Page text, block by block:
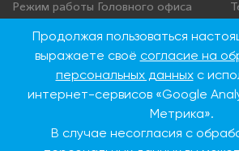
Режим работы Головного офиса
Понедельник - четверг: с 9:00 до
18:00
Суббота, воскресенье: выходные
8
Продолжая пользоваться
выражаете своё согласие на
персональных данныхс
интернет-сервисов «Google
Метрика».
В случае несогласия с